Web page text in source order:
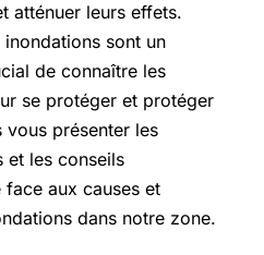
atténuer leurs effets.
sont un
de connaître les
se protéger et protéger
vous présenter les
et les conseils
aux causes et
dans notre zone.